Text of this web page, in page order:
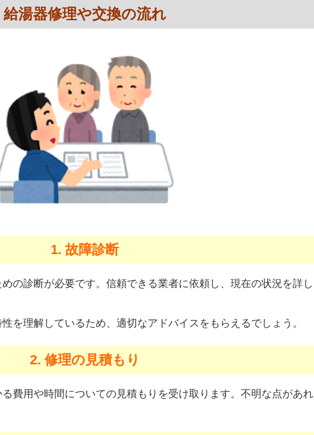
給湯器修理や交換の流れ
1. 故障診断
の診断が必要です。信頼できる業者に依頼し、現在の状況を詳し
を理解しているため、適切なアドバイスをもらえるでしょう。
2. 修理の見積もり
費用や時間についての見積もりを受け取ります。不明な点があれ